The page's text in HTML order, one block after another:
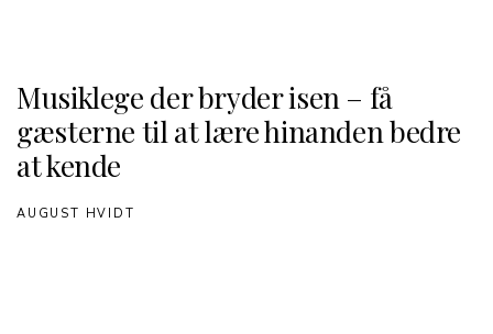
Musiklege der bryder isen – få
gæsterne til at lære hinanden bedre
at kende
AUGUST HVIDT